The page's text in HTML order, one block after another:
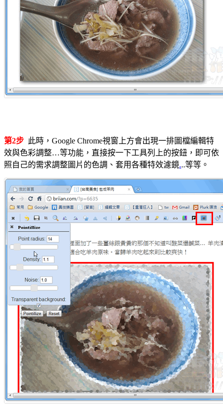
第2步 此時，Google Chrome視窗上方會出現一排圖檔編輯特
效與色彩調整…等功能，直接按一下工具列上的按鈕，即可依
照自己的需求調整圖片的色調、套用各種特效濾鏡...等等。